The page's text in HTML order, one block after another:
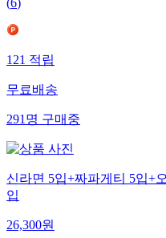
(6)
121적립
무료배송
291명구매중
신라면 5입+짜파게티 5입+
입
26,300원